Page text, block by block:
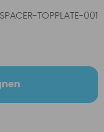
SPACER-TOPPLATE-001